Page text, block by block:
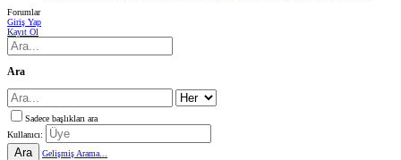
Forumlar
Giriş Yap
Kayıt Ol
Ara
Sadece başlıkları ara
Kullanıcı:
Ara Gelişmiş Arama...